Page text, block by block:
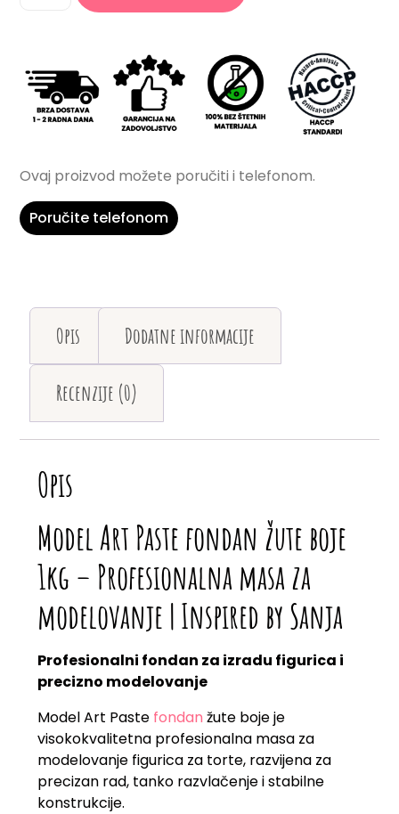
Ovaj proizvod možete poručiti i telefonom.
Poručite telefonom
Opis Dodatne informacije
Recenzije (0)
Opis
Model Art Paste fondan žute boje
1kg – Profesionalna masa za
modelovanje | Inspired by Sanja
Profesionalni fondan za izradu figurica i
precizno modelovanje
Model Art Paste fondan žute boje je
visokokvalitetna profesionalna masa za
modelovanje figurica za torte, razvijena za
precizan rad, tanko razvlačenje i stabilne
konstrukcije.